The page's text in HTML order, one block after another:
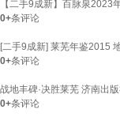
【二手9成新】百脉泉
0+条评论
[二手9成新] 莱芜年鉴2015
0+条评论
战地丰碑·决胜莱芜 济南出
0+条评论